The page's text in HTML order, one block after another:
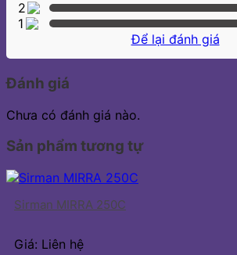
2
1
Để lại đánh giá
Đánh giá
Chưa có đánh giá nào.
Sản phẩm tương tự
Sirman MIRRA 250C
Giá: Liên hệ